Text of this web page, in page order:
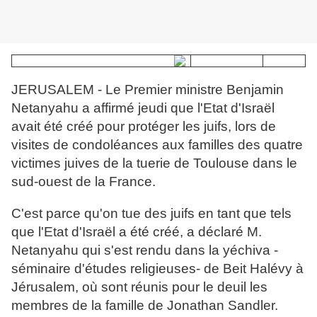
JERUSALEM - Le Premier ministre Benjamin
Netanyahu a affirmé jeudi que l'Etat d'Israël
avait été créé pour protéger les juifs, lors de
visites de condoléances aux familles des quatre
victimes juives de la tuerie de Toulouse dans le
sud-ouest de la France.
C'est parce qu'on tue des juifs en tant que tels
que l'Etat d'Israël a été créé, a déclaré M.
Netanyahu qui s'est rendu dans la yéchiva -
séminaire d'études religieuses- de Beit Halévy à
Jérusalem, où sont réunis pour le deuil les
membres de la famille de Jonathan Sandler.